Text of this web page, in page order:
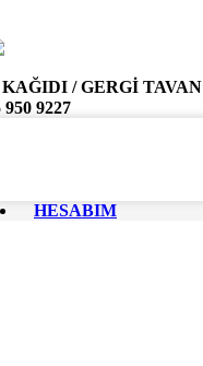
/ GERGİ TAVAN
9227
HESABIM